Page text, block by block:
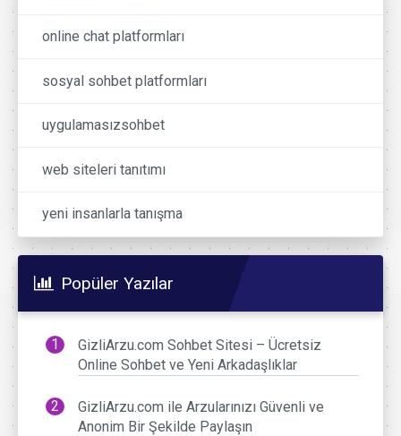
online chat platformları
sosyal sohbet platformları
uygulamasızsohbet
web siteleri tanıtımı
yeni insanlarla tanışma
Popüler Yazılar
GizliArzu.com Sohbet Sitesi – Ücretsiz
Online Sohbet ve Yeni Arkadaşlıklar
GizliArzu.com ile Arzularınızı Güvenli ve
Anonim Bir Şekilde Paylaşın